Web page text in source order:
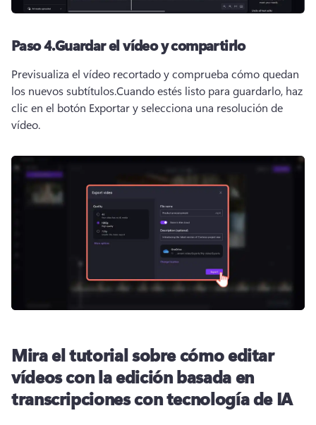
Paso 4.Guardar el vídeo y compartirlo
Previsualiza el vídeo recortado y comprueba cómo quedan
los nuevos subtítulos.Cuando estés listo para guardarlo, haz
clic en el botón Exportar y selecciona una resolución de
vídeo.
Mira el tutorial sobre cómo editar
vídeos con la edición basada en
transcripciones con tecnología de IA